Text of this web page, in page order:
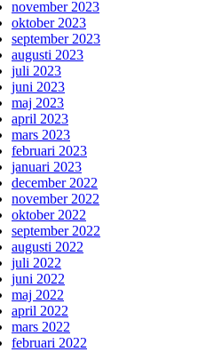
november 2023
oktober 2023
september 2023
augusti 2023
juli 2023
juni 2023
maj 2023
april 2023
mars 2023
februari 2023
januari 2023
december 2022
november 2022
oktober 2022
september 2022
augusti 2022
juli 2022
juni 2022
maj 2022
april 2022
mars 2022
februari 2022